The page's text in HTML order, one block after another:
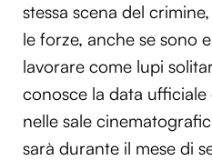
stessa scena del
le forze, anche se sono
lavorare come lupi
conosce la data ufficiale
nelle sale
sarà durante il mese di